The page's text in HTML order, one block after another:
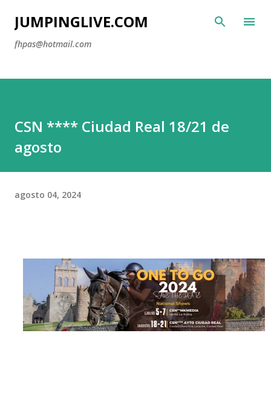
Ir al contenido principal
JUMPINGLIVE.COM
fhpas@hotmail.com
CSN **** Ciudad Real 18/21 de
agosto
agosto 04, 2024